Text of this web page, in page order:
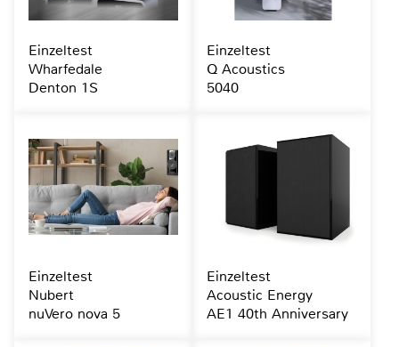
Einzeltest
Wharfedale
Denton 1S
Einzeltest
Q Acoustics
5040
Einzeltest
Nubert
nuVero nova 5
Einzeltest
Acoustic Energy
AE1 40th Anniversary